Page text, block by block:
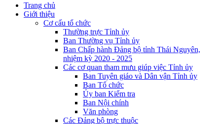
Trang chủ
Giới thiệu
Cơ cấu tổ chức
Thường trực Tỉnh ủy
Ban Thường vụ Tỉnh ủy
Ban Chấp hành Đảng bộ tỉnh Thái Nguyên,
nhiệm kỳ 2020 - 2025
Các cơ quan tham mưu giúp việc Tỉnh ủy
Ban Tuyên giáo và Dân vận Tỉnh ủy
Ban Tổ chức
Ủy ban Kiểm tra
Ban Nội chính
Văn phòng
Các Đảng bộ trực thuộc